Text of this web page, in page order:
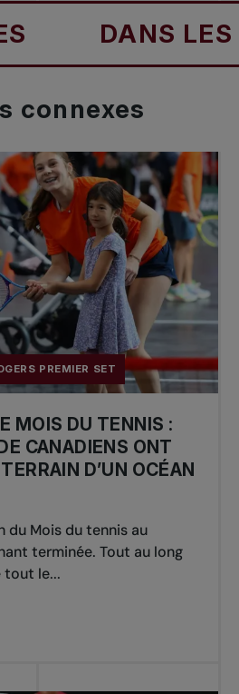
DANS LES
connexes
PREMIER SET
MOIS DU TENNIS :
CANADIENS ONT
D’UN OCÉAN
du Mois du tennis au
terminée. Tout au long
tout le...